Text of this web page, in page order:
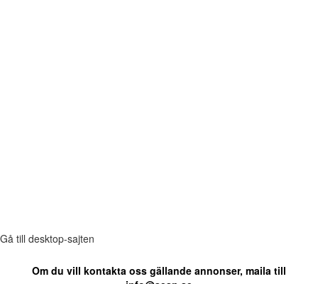
Gå till desktop-sajten
Om du vill kontakta oss gällande annonser, maila till